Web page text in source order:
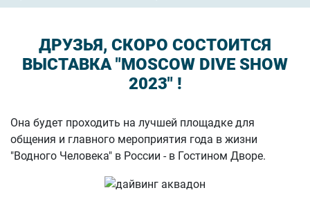
ДРУЗЬЯ, СКОРО СОСТОИТСЯ
ВЫСТАВКА "MOSCOW DIVE SHOW
2023" !
Она будет проходить на лучшей площадке для
общения и главного мероприятия года в жизни
"Водного Человека" в России - в Гостином Дворе.